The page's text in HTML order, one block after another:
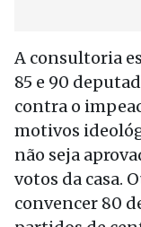
A consultoria
85 e 90
contra o
motivos
não seja
votos da casa.
convencer 80